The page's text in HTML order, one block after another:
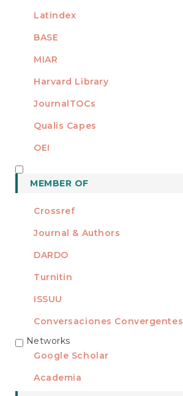
Latindex
BASE
MIAR
Harvard Library
JournalTOCs
Qualis Capes
OEI
MEMBER OF
Crossref
Journal & Authors
DARDO
Turnitin
ISSUU
Conversaciones Convergentes
REDES
Networks
Google Scholar
Academia